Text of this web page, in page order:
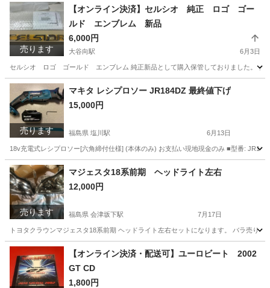
福島 福島市 会津坂下駅 その他
売ります
【オンライン決済】セルシオ 純正 ロゴ ゴー
ルド エンブレム 新品
6,000円
大谷向駅 6月3日
セルシオ ロゴ ゴールド エンブレム 純正新品として購入保管しておりました。 ク
栃木 日光市 大谷向駅 外装、車外用品 エンブレム
売ります
マキタ レシプロソー JR184DZ 最終値下げ
15,000円
福島県 塩川駅 6月13日
18v充電式レシプロソー[六角締付仕様] (本体のみ) お支払い現地現金のみ ■型番:
福島 河沼郡 塩川駅 その他
売ります
マジェスタ18系前期 ヘッドライト左右
12,000円
福島県 会津坂下駅 7月17日
トヨタクラウンマジェスタ18系前期 ヘッドライト左右セットになります。 バラ売り
福島 福島市 会津坂下駅 パーツ
【オンライン決済・配送可】ユーロビート 2002
GT CD
1,800円